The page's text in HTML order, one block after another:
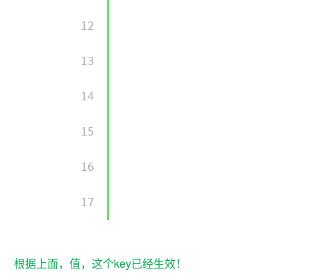
        12
        13
        14
        15
        16
        17
根据上面，值，这个key已经生效！